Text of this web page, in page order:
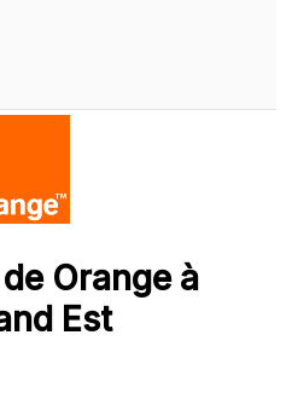
Orange à
Est